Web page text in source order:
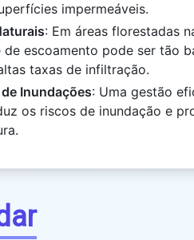
impermeáveis.
: Em áreas florestadas
escoamento pode ser tão
taxas de infiltração.
Inundações: Uma gestão
os riscos de inundação e